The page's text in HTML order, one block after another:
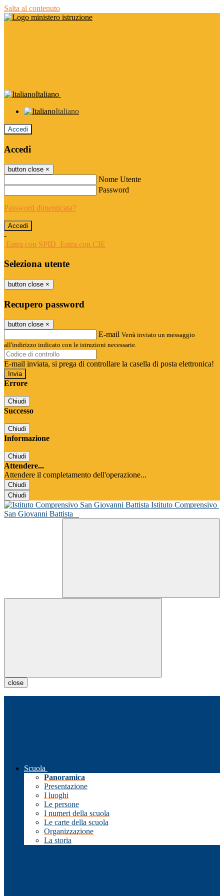
Salta al contenuto
Italiano
Italiano
Accedi
Accedi
button close ×
Nome Utente
Password
Password dimenticata?
-
Entra con SPID Entra con CIE
Seleziona utente
button close ×
Recupero password
button close ×
E-mail Verrà inviato un messaggio
all'indirizzo indicato con le istruzioni necessarie.
E-mail inviata, si prega di controllare la casella di posta elettronica!
Errore
Chiudi
Successo
Chiudi
Informazione
Chiudi
Attendere...
Attendere il completamento dell'operazione...
Chiudi
Chiudi
Istituto Comprensivo
San Giovanni Battista
close
Scuola
Panoramica
Presentazione
I luoghi
Le persone
I numeri della scuola
Le carte della scuola
Organizzazione
La storia